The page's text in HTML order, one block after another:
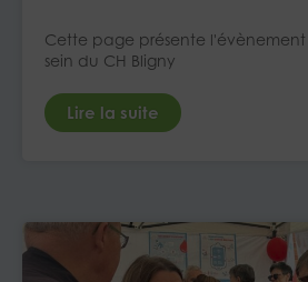
Cette page présente l'évènement
sein du CH Bligny
Lire la suite